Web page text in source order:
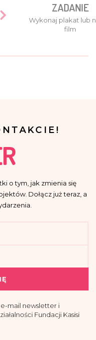
ZADANIE
Wykonaj plakat lub
film
o tym, jak zmienia się
Dołącz już teraz, a
mail newsletter i
Fundacji Kasisi